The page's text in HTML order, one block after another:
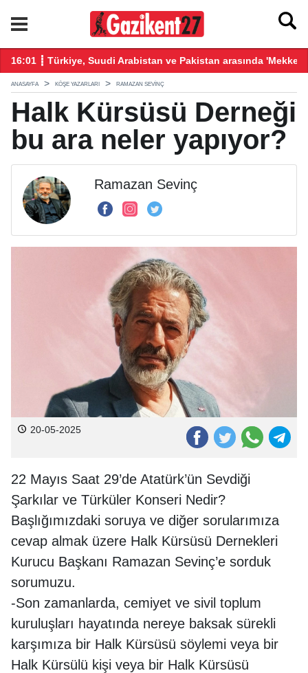
16:01 ┋ Türkiye, Suudi Arabistan ve Pakistan arasında 'Mekke
ANASAYFA KÖŞE YAZARLARI RAMAZAN SEVINÇ
Halk Kürsüsü Derneği
bu ara neler yapıyor?
Ramazan Sevinç
20-05-2025
22 Mayıs Saat 29’de Atatürk’ün Sevdiği
Şarkılar ve Türküler Konseri Nedir?
Başlığımızdaki soruya ve diğer sorularımıza
cevap almak üzere Halk Kürsüsü Dernekleri
Kurucu Başkanı Ramazan Sevinç’e sorduk
sorumuzu.
-Son zamanlarda, cemiyet ve sivil toplum
kuruluşları hayatında nereye baksak sürekli
karşımıza bir Halk Kürsüsü söylemi veya bir
Halk Kürsülü kişi veya bir Halk Kürsüsü